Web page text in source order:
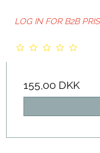
LOG IN FOR B2B PRIS
155,00 DKK